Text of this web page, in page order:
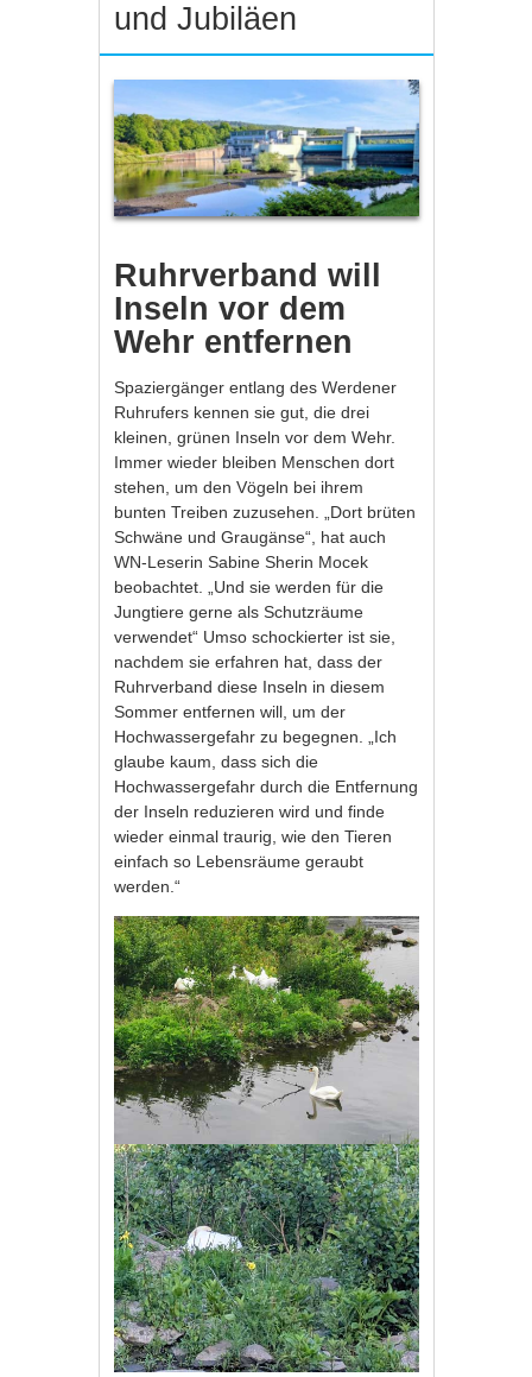
und Jubiläen
Ruhrverband will
Inseln vor dem
Wehr entfernen
Spaziergänger entlang des Werdener
Ruhrufers kennen sie gut, die drei
kleinen, grünen Inseln vor dem Wehr.
Immer wieder bleiben Menschen dort
stehen, um den Vögeln bei ihrem
bunten Treiben zuzusehen. „Dort brüten
Schwäne und Graugänse“, hat auch
WN-Leserin Sabine Sherin Mocek
beobachtet. „Und sie werden für die
Jungtiere gerne als Schutzräume
verwendet“ Umso schockierter ist sie,
nachdem sie erfahren hat, dass der
Ruhrverband diese Inseln in diesem
Sommer entfernen will, um der
Hochwassergefahr zu begegnen. „Ich
glaube kaum, dass sich die
Hochwassergefahr durch die Entfernung
der Inseln reduzieren wird und finde
wieder einmal traurig, wie den Tieren
einfach so Lebensräume geraubt
werden.“